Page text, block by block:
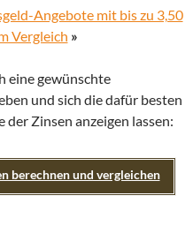
Angebote mit bis zu 3,50
Vergleich »
eine gewünschte
und sich die dafür besten
Zinsen anzeigen lassen:
berechnen und vergleichen